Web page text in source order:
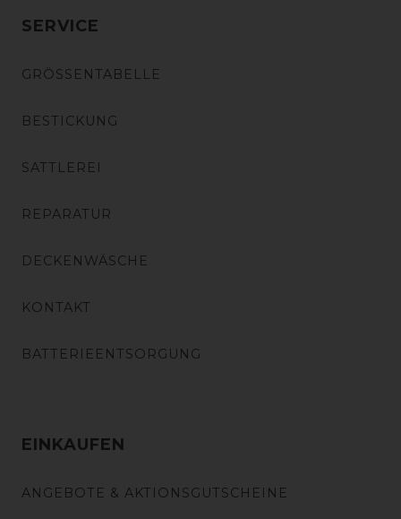
SERVICE
GRÖSSENTABELLE
BESTICKUNG
SATTLEREI
REPARATUR
DECKENWÄSCHE
KONTAKT
BATTERIEENTSORGUNG
EINKAUFEN
ANGEBOTE & AKTIONSGUTSCHEINE